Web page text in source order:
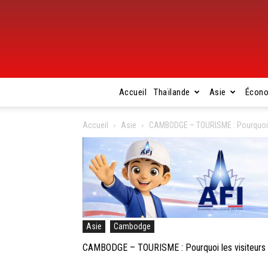
Accueil Thaïlande Asie
Accueil Asie CAMBODGE – TOURISME :
Asie Cambodge
CAMBODGE – TOURISME : Pourquoi les